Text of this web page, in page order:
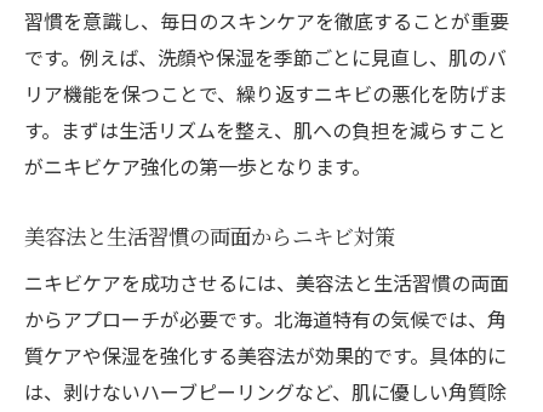
習慣を意識し、毎日のスキンケアを徹底することが重要
です。例えば、洗顔や保湿を季節ごとに見直し、肌のバ
リア機能を保つことで、繰り返すニキビの悪化を防げま
す。まずは生活リズムを整え、肌への負担を減らすこと
がニキビケア強化の第一歩となります。
美容法と生活習慣の両面からニキビ対策
ニキビケアを成功させるには、美容法と生活習慣の両面
からアプローチが必要です。北海道特有の気候では、角
質ケアや保湿を強化する美容法が効果的です。具体的に
は、剥けないハーブピーリングなど、肌に優しい角質除